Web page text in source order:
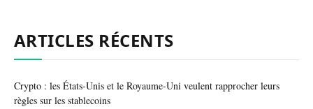
ARTICLES RÉCENTS
Crypto : les États-Unis et le Royaume-Uni veulent rapprocher leurs
règles sur les stablecoins